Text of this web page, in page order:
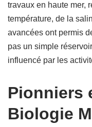
travaux en haute mer,
température, de la
avancées ont permis
pas un simple
influencé par les
Pionniers
Biologie